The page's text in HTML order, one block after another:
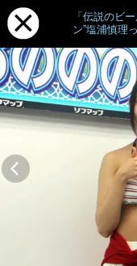
「伝説のビ
ン”塩浦慎理